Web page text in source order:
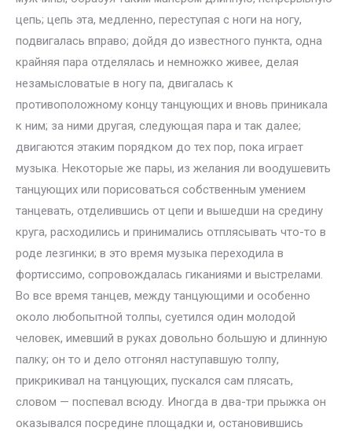
цепь; цепь эта, медленно, переступая с ноги на ногу,
подвигалась вправо; дойдя до известного пункта, одна
крайняя пара отделялась и немножко живее, делая
незамысловатые в ногу па, двигалась к
противоположному концу танцующих и вновь приникала
к ним; за ними другая, следующая пара и так далее;
двигаются этаким порядком до тех пор, пока играет
музыка. Некоторые же пары, из желания ли воодушевить
танцующих или порисоваться собственным умением
танцевать, отделившись от цепи и вышедши на средину
круга, расходились и принимались отплясывать что-то в
роде лезгинки; в это время музыка переходила в
фортиссимо, сопровождалась гиканиями и выстрелами.
Во все время танцев, между танцующими и особенно
около любопытной толпы, суетился один молодой
человек, имевший в руках довольно большую и длинную
палку; он то и дело отгонял наступавшую толпу,
прикрикивал на танцующих, пускался сам плясать,
словом — поспевал всюду. Иногда в два-три прыжка он
оказывался посредине площадки и, остановившись